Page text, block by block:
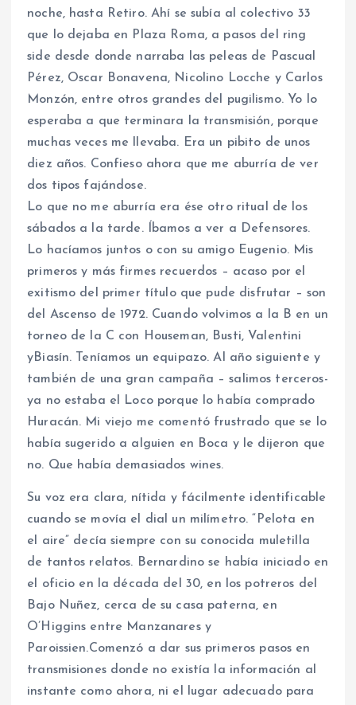
noche, hasta Retiro. Ahí se subía al colectivo 33
que lo dejaba en Plaza Roma, a pasos del ring
side desde donde narraba las peleas de Pascual
Pérez, Oscar Bonavena, Nicolino Locche y Carlos
Monzón, entre otros grandes del pugilismo. Yo lo
esperaba a que terminara la transmisión, porque
muchas veces me llevaba. Era un pibito de unos
diez años. Confieso ahora que me aburría de ver
dos tipos fajándose.
Lo que no me aburría era ése otro ritual de los
sábados a la tarde. Íbamos a ver a Defensores.
Lo hacíamos juntos o con su amigo Eugenio. Mis
primeros y más firmes recuerdos – acaso por el
exitismo del primer título que pude disfrutar – son
del Ascenso de 1972. Cuando volvimos a la B en un
torneo de la C con Houseman, Busti, Valentini
yBiasín. Teníamos un equipazo. Al año siguiente y
también de una gran campaña – salimos terceros-
ya no estaba el Loco porque lo había comprado
Huracán. Mi viejo me comentó frustrado que se lo
había sugerido a alguien en Boca y le dijeron que
no. Que había demasiados wines.
Su voz era clara, nítida y fácilmente identificable
cuando se movía el dial un milímetro. “Pelota en
el aire” decía siempre con su conocida muletilla
de tantos relatos. Bernardino se había iniciado en
el oficio en la década del 30, en los potreros del
Bajo Nuñez, cerca de su casa paterna, en
O’Higgins entre Manzanares y
Paroissien.Comenzó a dar sus primeros pasos en
transmisiones donde no existía la información al
instante como ahora, ni el lugar adecuado para